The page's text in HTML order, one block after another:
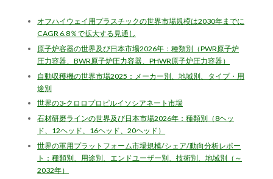
オフハイウェイ用プラスチックの世界市場規模は2030年までに
CAGR 6.8％で拡大する見通し
原子炉容器の世界及び日本市場2026年：種類別（PWR原子炉
圧力容器、BWR原子炉圧力容器、PHWR原子炉圧力容器）
自動収穫機の世界市場2025：メーカー別、地域別、タイプ・用
途別
世界の3-クロロプロピルイソシアネート市場
石材研磨ラインの世界及び日本市場2026年：種類別（8ヘッ
ド、12ヘッド、16ヘッド、20ヘッド）
世界の軍用プラットフォーム市場規模/シェア/動向分析レポー
ト：種類別、用途別、エンドユーザー別、技術別、地域別（～
2032年）